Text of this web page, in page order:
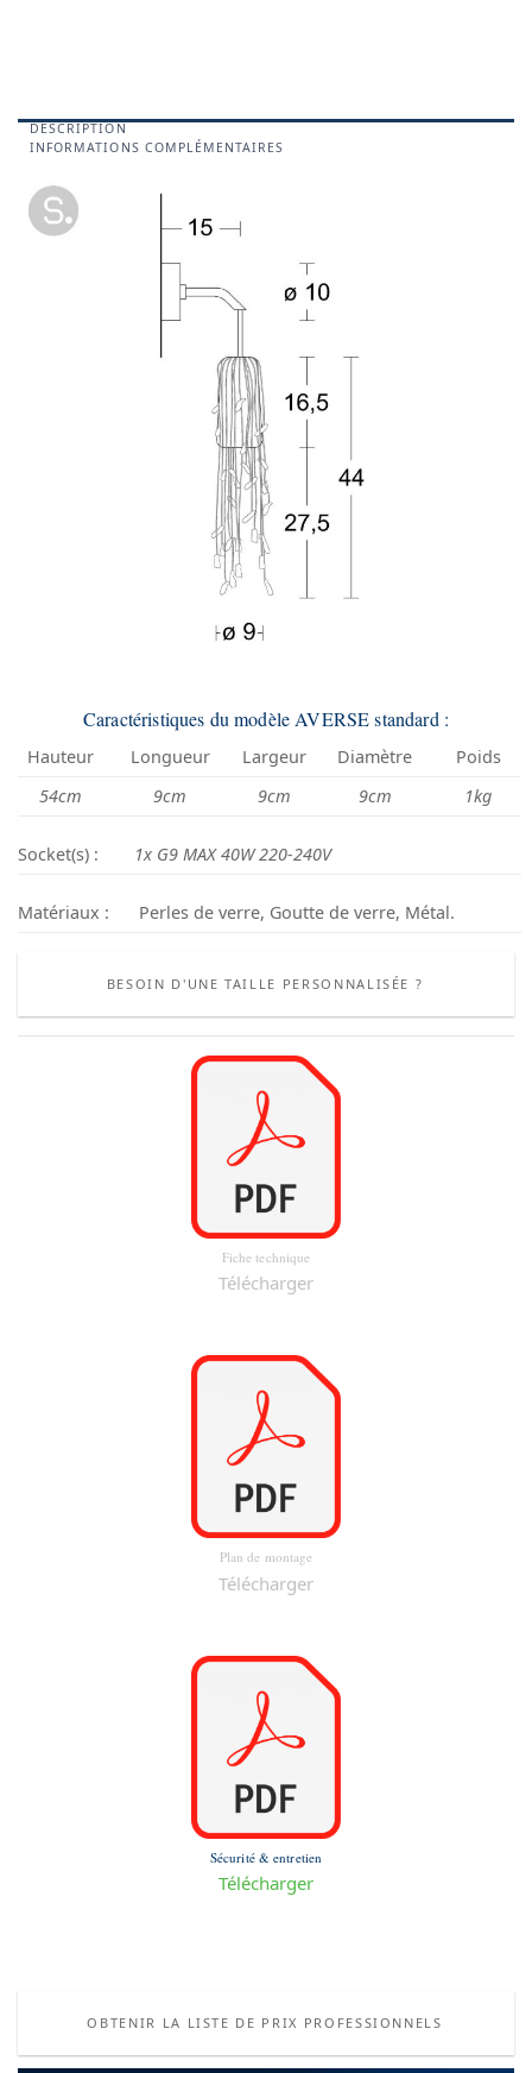
DESCRIPTION
INFORMATIONS COMPLÉMENTAIRES
Caractéristiques du modèle AVERSE standard :
Hauteur Longueur Largeur Diamètre
Poids
54cm
9cm 9cm 9cm 1kg
Socket(s) : 1x G9 MAX 40W 220-240V
Matériaux : Perles de verre, Goutte de verre, Métal.
BESOIN D'UNE TAILLE PERSONNALISÉE ?
Fiche technique
Télécharger
Plan de montage
Télécharger
Sécurité & entretien
Télécharger
OBTENIR LA LISTE DE PRIX PROFESSIONNELS